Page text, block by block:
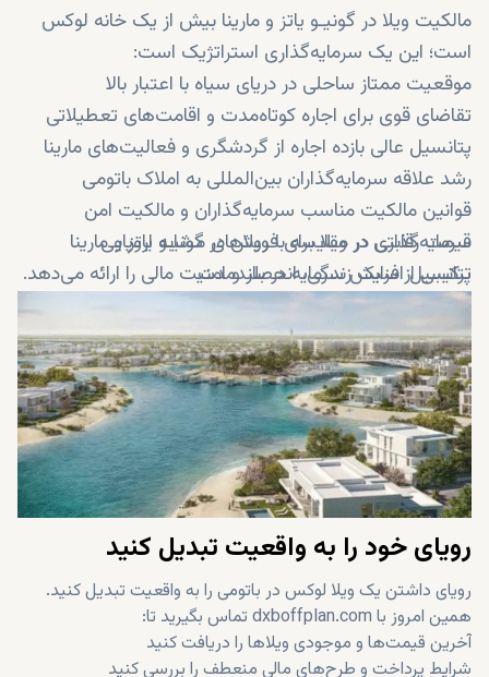
مالکیت ویلا در گونیـو یاتز و مارینا بیش از یک خانه لوکس
است؛ این یک سرمایه‌گذاری استراتژیک است:
موقعیت ممتاز ساحلی در دریای سیاه با اعتبار بالا
تقاضای قوی برای اجاره کوتاه‌مدت و اقامت‌های تعطیلاتی
پتانسیل عالی بازده اجاره از گردشگری و فعالیت‌های مارینا
رشد علاقه سرمایه‌گذاران بین‌المللی به املاک باتومی
قوانین مالکیت مناسب سرمایه‌گذاران و مالکیت امن
قیمت رقابتی در مقایسه با ویلاهای مشابه اروپایی
پتانسیل افزایش سرمایه در بلندمدت
مناسب برای استفاده شخصی، خانه‌های تعطیلاتی یا درآمد
اجاره
سرمایه‌گذاری در ویلا برای فروش در گونیـو یاتز و مارینا
ترکیبی از سبک زندگی، انحصار و امنیت مالی را ارائه می‌دهد.
رویای خود را به واقعیت تبدیل کنید
رویای داشتن یک ویلا لوکس در باتومی را به واقعیت تبدیل کنید.
همین امروز با dxboffplan.com تماس بگیرید تا:
آخرین قیمت‌ها و موجودی ویلاها را دریافت کنید
شرایط پرداخت و طرح‌های مالی منعطف را بررسی کنید